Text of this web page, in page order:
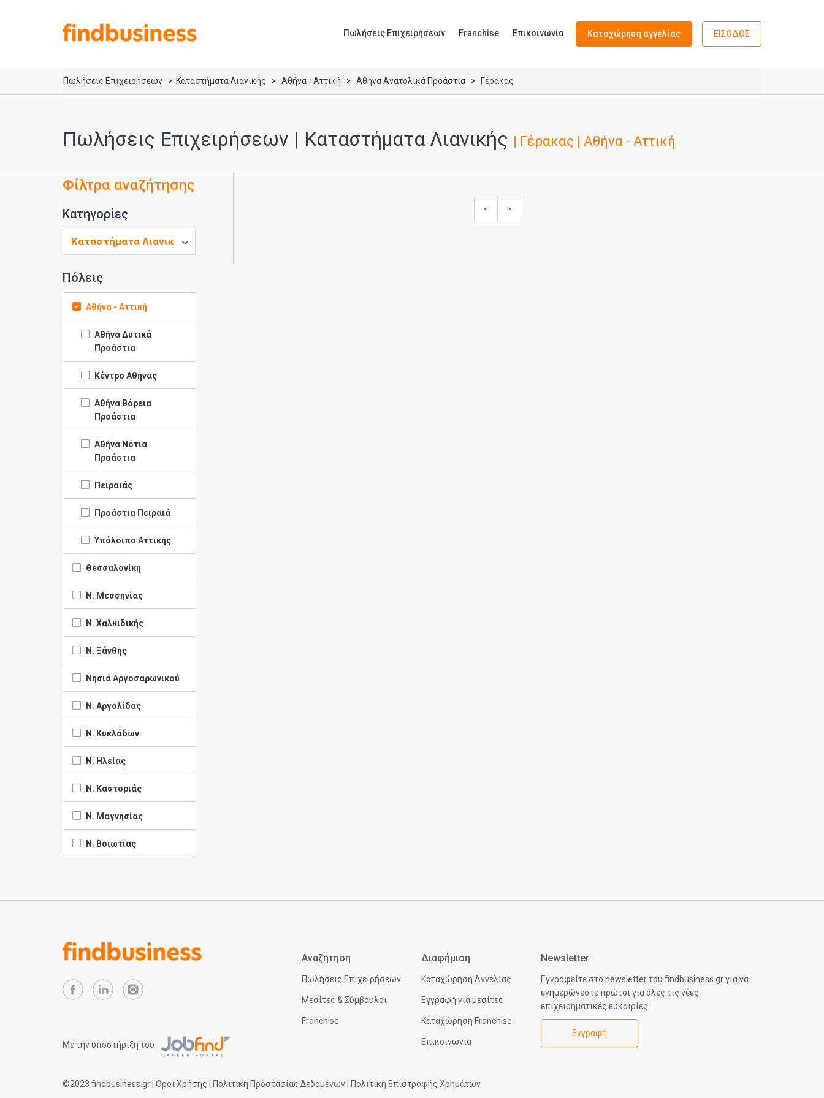
Πωλήσεις Επιχειρήσεων Franchise Επικοινωνία Καταχώρηση αγγελίας ΕΙΣΟΔΟΣ
Πωλήσεις Επιχειρήσεων Καταστήματα Λιανικής Αθήνα - Αττική Αθήνα Ανατολικά Προάστια Γέρακας
Πωλήσεις Επιχειρήσεων | Καταστήματα Λιανικής | Γέρακας | Αθήνα - Αττική
Φίλτρα αναζήτησης
Κατηγορίες
Πόλεις
Αθήνα - Αττική
Αθήνα Δυτικά
Προάστια
Κέντρο Αθήνας
Αθήνα Βόρεια
Προάστια
Αθήνα Νότια
Προάστια
Πειραιάς
Προάστια Πειραιά
Υπόλοιπο Αττικής
Θεσσαλονίκη
Ν. Μεσσηνίας
Ν. Χαλκιδικής
Ν. Ξάνθης
Νησιά Αργοσαρωνικού
Ν. Αργολίδας
Ν. Κυκλάδων
Ν. Ηλείας
Ν. Καστοριάς
Ν. Μαγνησίας
Ν. Βοιωτίας
< >
Με την υποστήριξη του
Newsletter
Εγγραφείτε στο newsletter του findbusiness.gr για να
ενημερώνεστε πρώτοι για όλες τις νέες
επιχειρηματικές ευκαιρίες:
Εγγραφή
Αναζήτηση
Πωλήσεις Επιχειρήσεων
Μεσίτες & Σύμβουλοι
Franchise
Διαφήμιση
Καταχώρηση Αγγελίας
Εγγραφή για μεσίτες
Καταχώρηση Franchise
Επικοινωνία
©2023 findbusiness.gr Όροι Χρήσης Πολιτική Προστασίας Δεδομένων Πολιτική Επιστροφής Χρημάτων